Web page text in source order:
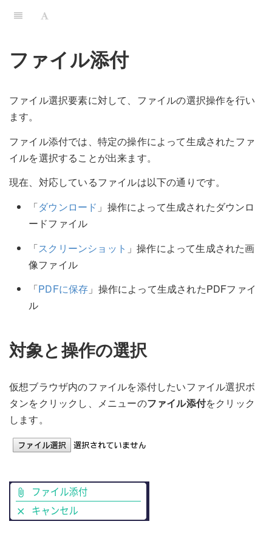
ファイル添付
ファイル選択要素に対して、ファイルの選択操作を行い
ます。
ファイル添付では、特定の操作によって生成されたファ
イルを選択することが出来ます。
現在、対応しているファイルは以下の通りです。
「ダウンロード 」操作によって生成されたダウンロ
ードファイル
「スクリーンショット 」操作によって生成された画
像ファイル
「PDFに保存 」操作によって生成されたPDFファイ
ル
対象と操作の選択
仮想ブラウザ内のファイルを添付したいファイル選択ボ
タンをクリックし、メニューのファイル添付をクリック
します。